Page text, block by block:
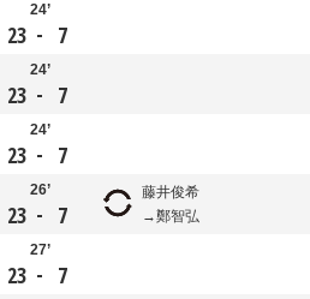
24’
23 - 7
24’
23 - 7
24’
23 - 7
26’
23 - 7
藤井俊希
鄭智弘
27’
23 - 7